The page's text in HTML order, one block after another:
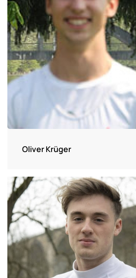
Oliver Krüger